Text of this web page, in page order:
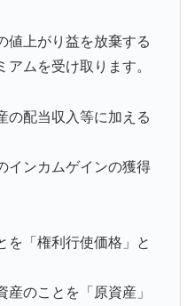
値上がり益を放棄する
ムを受け取ります。
の配当収入等に加える
インカムゲインの獲得
を「権利行使価格」と
のことを「原資産」